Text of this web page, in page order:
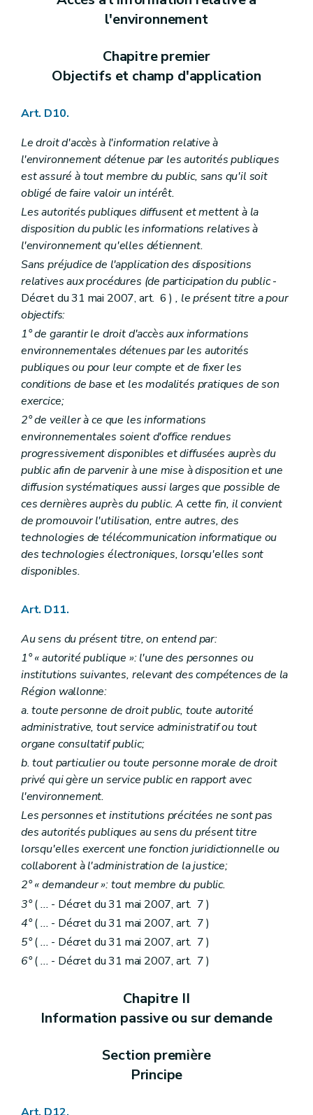
Section 3 Forme et contenu de l'étude d'incidences
Section première Agrément, suspension et retrait d'agrément des auteurs d'études d'incidences
Sous-section première
Généralités
Art. R 58
Art. R 60
Art. R 61
Art. R 62
Art. R 63
Art. R 64
Art. R 66
Art. R 67
Art. R 68
Art. R 69
Art. R 70
Sous-section 4 Suspension ou retrait d'agrément
Art. R 71
Section 2
Choix de l'auteur d'étude
Section 3 Récusation d'une personne choisie en qualité d'auteur d'étude d'incidences
Art. R 73
Art. R 74
Art. R 75
Chapitre V Consultation du public avant l'introduction de la demande de permis
Art. R 76
Art. R 77
Art. R 78
Art. R 79
Art. R 80
Chapitre VI Avis portant sur l'étude d'incidences sur l'environnement et publicité de la décision
Art. R 81
Art. R 82
Chapitre VII Incidences transfrontières
Art. R 83
Art. R 84
Art. R 85
Chapitre VIII Dispositions abrogatoires et transitoires
Art. R 86
Chapitre premier
Art. R 88
Art. R 89
Art. R 90
Art. R 91
Art. R 92
Art. R 93
Chapitre II
Formation des agents visés à l'article D. 140, §§2 et 3 – AGW du 5 décembre 2008, art. 1
Art. R 94
Chapitre III Modalités relatives au prélèvement des échantillons, à l'exécution des analyses et aux règles d'agrément des laboratoires – AGW du 5 décembre 2008, art. 1
Section première Echantillonnage – AGW du 5 décembre 2008, art. 1
Art. R 95
Art. R 96
Art. R 97
Art. R 98
Art. R 99
Art. R 100
Section 2 Agrément des laboratoires – AGW du 5 décembre 2008, art. 1
Art. R 101
Art. R 102
Art. R 104
Art. R 105
Section 3
Protocoles d'analyse – AGW du 5 décembre 2008, art. 1
Art. R 106
Art. R 107
Art. R 109
Art. R 111
Art. R 113
Modalités relatives aux amendes administratives – AGW du 5 décembre 2008, art. 1
Chapitre VI
l'environnement
Chapitre premier
Objectifs et champ d'application
Art. D10.
Le droit d'accès à l'information relative à
l'environnement détenue par les autorités publiques
est assuré à tout membre du public, sans qu'il soit
obligé de faire valoir un intérêt.
Les autorités publiques diffusent et mettent à la
disposition du public les informations relatives à
l'environnement qu'elles détiennent.
Sans préjudice de l'application des dispositions
relatives aux procédures (de participation du public-
Décret du 31 mai 2007, art. 6 ), le présent titre a pour
objectifs:
1° de garantir le droit d'accès aux informations
environnementales détenues par les autorités
publiques ou pour leur compte et de fixer les
conditions de base et les modalités pratiques de son
exercice;
2° de veiller à ce que les informations
environnementales soient d'office rendues
progressivement disponibles et diffusées auprès du
public afin de parvenir à une mise à disposition et une
diffusion systématiques aussi larges que possible de
ces dernières auprès du public. A cette fin, il convient
de promouvoir l'utilisation, entre autres, des
technologies de télécommunication informatique ou
des technologies électroniques, lorsqu'elles sont
disponibles.
Art. D11.
Au sens du présent titre, on entend par:
1° « autorité publique »: l'une des personnes ou
institutions suivantes, relevant des compétences de la
Région wallonne:
a. toute personne de droit public, toute autorité
administrative, tout service administratif ou tout
organe consultatif public;
b. tout particulier ou toute personne morale de droit
privé qui gère un service public en rapport avec
l'environnement.
Les personnes et institutions précitées ne sont pas
des autorités publiques au sens du présent titre
lorsqu'elles exercent une fonction juridictionnelle ou
collaborent à l'administration de la justice;
2° « demandeur »: tout membre du public.
3°(... - Décret du 31 mai 2007, art. 7 )
4°(... - Décret du 31 mai 2007, art. 7 )
5°(... - Décret du 31 mai 2007, art. 7 )
6°(... - Décret du 31 mai 2007, art. 7 )
Chapitre II
Information passive ou sur demande
Section première
Principe